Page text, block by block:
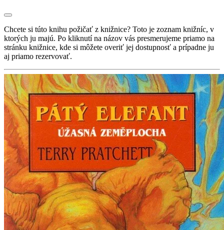
Chcete si túto knihu požičať z knižnice? Toto je zoznam knižníc, v
ktorých ju majú. Po kliknutí na názov vás presmerujeme priamo na
stránku knižnice, kde si môžete overiť jej dostupnosť a prípadne ju
aj priamo rezervovať.